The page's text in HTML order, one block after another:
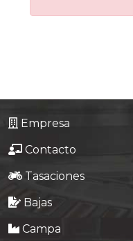
Usados
Empresa
Contacto
Empresa
Contacto
Tasaciones
Bajas
Campa